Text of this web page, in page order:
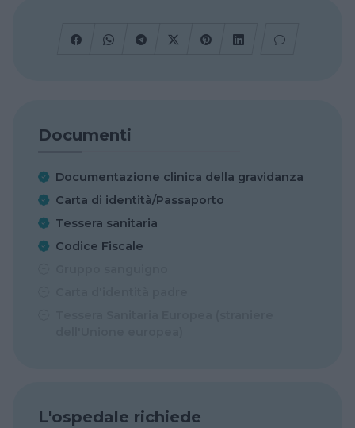
Documenti
Documentazione clinica della gravidanza
Carta di identità/Passaporto
Tessera sanitaria
Codice Fiscale
L'ospedale richiede